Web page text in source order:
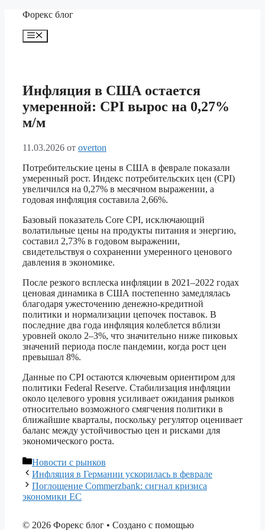
Перейти
содержимому
Форекс блог
Меню
Инфляция в США остается
умеренной: CPI вырос на 0,27%
м/м
11.03.2026 от overton
Потребительские цены в США в феврале показали
умеренный рост. Индекс потребительских цен (CPI)
увеличился на 0,27% в месячном выражении, а
годовая инфляция составила 2,66%.
Базовый показатель Core CPI, исключающий
волатильные цены на продукты питания и энергию,
составил 2,73% в годовом выражении,
свидетельствуя о сохранении умеренного ценового
давления в экономике.
После резкого всплеска инфляции в 2021–2022 годах
ценовая динамика в США постепенно замедлялась
благодаря ужесточению денежно-кредитной
политики и нормализации цепочек поставок. В
последние два года инфляция колеблется вблизи
уровней около 2–3%, что значительно ниже пиковых
значений периода после пандемии, когда рост цен
превышал 8%.
Данные по CPI остаются ключевым ориентиром для
политики Federal Reserve. Стабилизация инфляции
около целевого уровня усиливает ожидания рынков
относительно возможного смягчения политики в
ближайшие кварталы, поскольку регулятор оценивает
баланс между устойчивостью цен и рисками для
экономического роста.
Рубрики
Новости с рынков
Инфляция в Германии ускорилась в феврале
Поглощение Commerzbank: сигнал кризиса
экономики ЕС
© 2026 Форекс блог • Создано с помощью